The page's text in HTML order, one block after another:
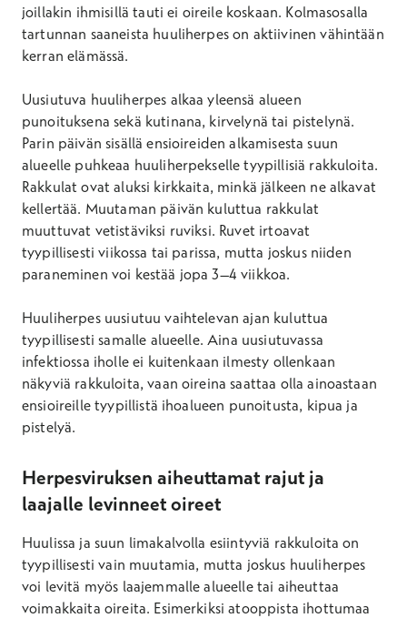
joillakin ihmisillä tauti ei oireile koskaan. Kolmasosalla
tartunnan saaneista huuliherpes on aktiivinen vähintään
kerran elämässä.
Uusiutuva huuliherpes alkaa yleensä alueen
punoituksena sekä kutinana, kirvelynä tai pistelynä.
Parin päivän sisällä ensioireiden alkamisesta suun
alueelle puhkeaa huuliherpekselle tyypillisiä rakkuloita.
Rakkulat ovat aluksi kirkkaita, minkä jälkeen ne alkavat
kellertää. Muutaman päivän kuluttua rakkulat
muuttuvat vetistäviksi ruviksi. Ruvet irtoavat
tyypillisesti viikossa tai parissa, mutta joskus niiden
paraneminen voi kestää jopa 3–4 viikkoa.
Huuliherpes uusiutuu vaihtelevan ajan kuluttua
tyypillisesti samalle alueelle. Aina uusiutuvassa
infektiossa iholle ei kuitenkaan ilmesty ollenkaan
näkyviä rakkuloita, vaan oireina saattaa olla ainoastaan
ensioireille tyypillistä ihoalueen punoitusta, kipua ja
pistelyä.
Herpesviruksen aiheuttamat rajut ja
laajalle levinneet oireet
Huulissa ja suun limakalvolla esiintyviä rakkuloita on
tyypillisesti vain muutamia, mutta joskus huuliherpes
voi levitä myös laajemmalle alueelle tai aiheuttaa
voimakkaita oireita. Esimerkiksi atooppista ihottumaa